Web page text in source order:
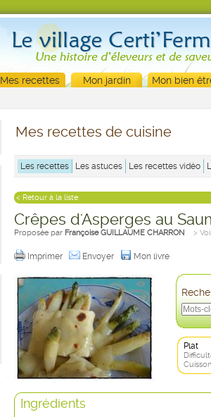
Mes recettes Mon jardin Mon bien
Mes recettes de cuisine
Les recettes Les astuces Les recettes vidéo
< Retour à la liste
Crêpes d'Asperges au
Proposée par Françoise GUILLAUME CHARRON >
Imprimer Envoyer Mon livre
Plat
Ingrédients